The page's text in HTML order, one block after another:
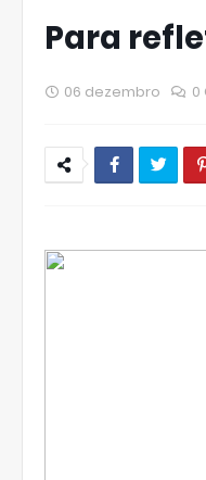
Para
06 dezembro 0